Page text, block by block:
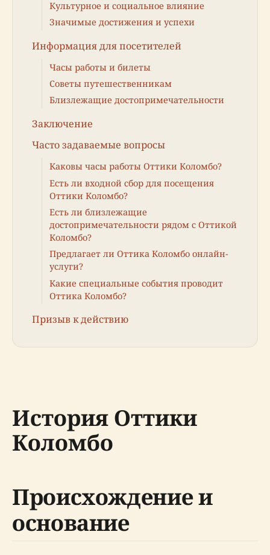
Культурное и социальное влияние
Значимые достижения и успехи
Информация для посетителей
Часы работы и билеты
Советы путешественникам
Близлежащие достопримечательности
Заключение
Часто задаваемые вопросы
Каковы часы работы Оттики Коломбо?
Есть ли входной сбор для посещения
Оттики Коломбо?
Есть ли близлежащие
достопримечательности рядом с Оттикой
Коломбо?
Предлагает ли Оттика Коломбо онлайн-
услуги?
Какие специальные события проводит
Оттика Коломбо?
Призыв к действию
История Оттики
Коломбо
Происхождение и
основание